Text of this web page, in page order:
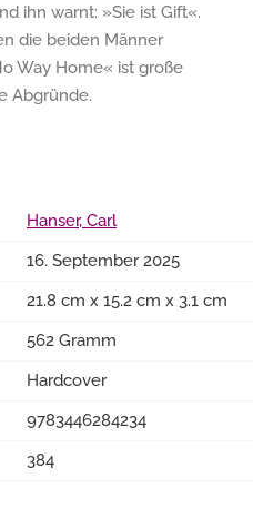
ihn warnt: »Sie ist Gift«.
die beiden Männer
Way Home« ist große
Abgründe.
Hanser, Carl
16. September 2025
21.8 cm x 15.2 cm x 3.1 cm
562 Gramm
Hardcover
9783446284234
384